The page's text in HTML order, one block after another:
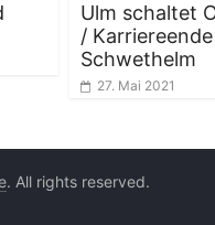
Ulm schaltet
/
Schwethelm
27. Mai 2021
. All rights reserved.